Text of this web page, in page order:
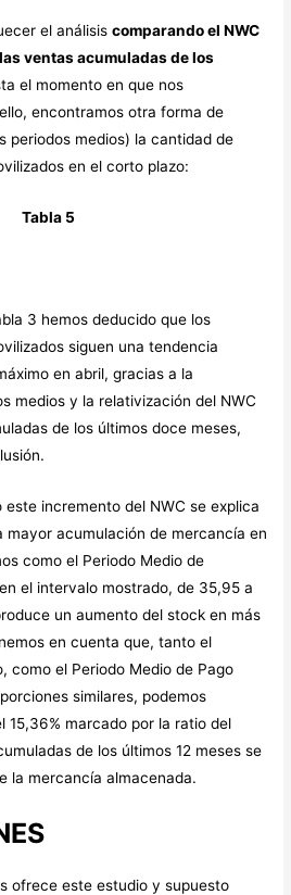
el análisiscomparando el NWC
ventas acumuladas de los
el momento en que nos
encontramos otra forma de
periodos medios) la cantidad de
en el corto plazo:
Tabla 5
3 hemos deducido que los
siguen una tendencia
en abril, gracias a la
medios y la relativización del NWC
de los últimos doce meses,
incremento del NWC se explica
mayor acumulación de mercancía en
como el Periodo Medio de
el intervalo mostrado, de 35,95 a
un aumento del stock en más
en cuenta que, tanto el
como el Periodo Medio de Pago
similares, podemos
15,36% marcado por la ratio del
de los últimos 12 meses se
la mercancía almacenada.
ofrece este estudio y supuesto